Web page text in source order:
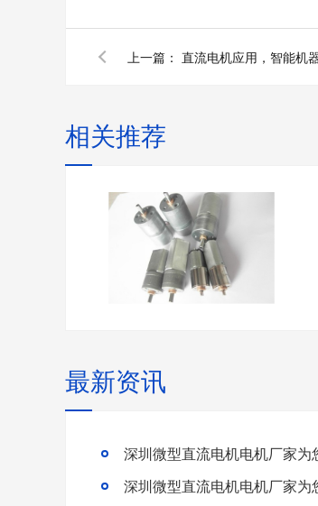
上一篇：
相关推荐
最新资讯